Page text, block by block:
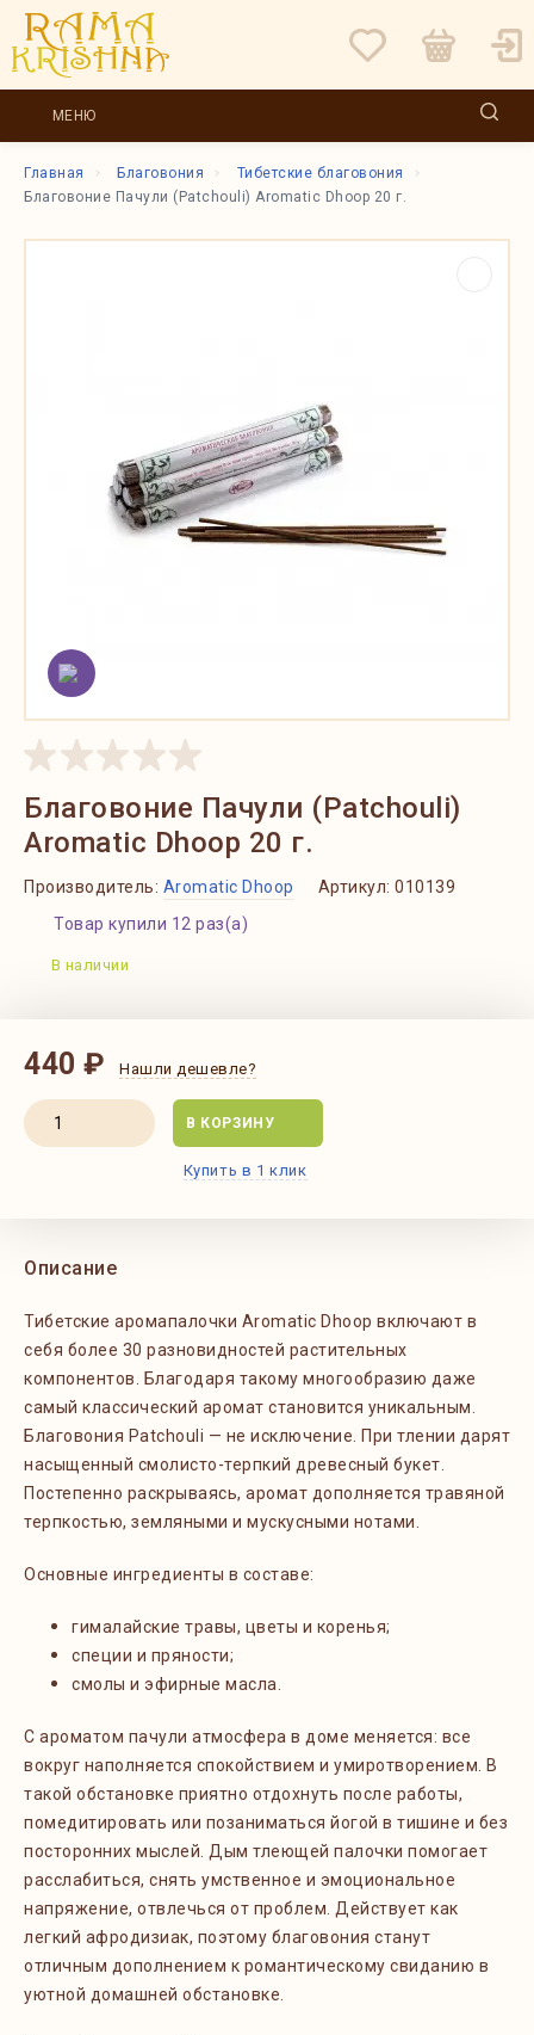
МЕНЮ
Главная Благовония
Тибетские благовония
Благовоние Пачули (Patchouli) Aromatic Dhoop 20 г.
Благовоние Пачули (Patchouli)
Aromatic Dhoop 20 г.
Производитель: Aromatic Dhoop Артикул: 010139
Товар купили 12 раз(а)
В наличии
440 ₽ Нашли дешевле?
В КОРЗИНУ
Купить в 1 клик
Описание
Тибетские аромапалочки Aromatic Dhoop включают в
себя более 30 разновидностей растительных
компонентов. Благодаря такому многообразию даже
самый классический аромат становится уникальным.
Благовония Patchouli — не исключение. При тлении дарят
насыщенный смолисто-терпкий древесный букет.
Постепенно раскрываясь, аромат дополняется травяной
терпкостью, земляными и мускусными нотами.
Основные ингредиенты в составе:
гималайские травы, цветы и коренья;
специи и пряности;
смолы и эфирные масла.
С ароматом пачули атмосфера в доме меняется: все
вокруг наполняется спокойствием и умиротворением. В
такой обстановке приятно отдохнуть после работы,
помедитировать или позаниматься йогой в тишине и без
посторонних мыслей. Дым тлеющей палочки помогает
расслабиться, снять умственное и эмоциональное
напряжение, отвлечься от проблем. Действует как
легкий афродизиак, поэтому благовония станут
отличным дополнением к романтическому свиданию в
уютной домашней обстановке.